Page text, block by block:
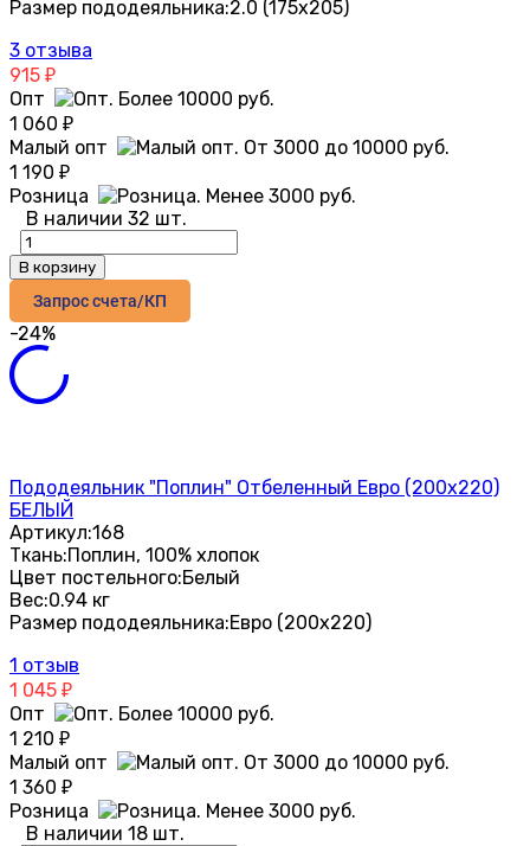
Размер пододеяльника:2.0 (175х205)
3 отзыва
915 ₽
Опт
1 060 ₽
Малый опт
1 190 ₽
Розница
В наличии 32 шт.
В корзину
Запрос счета/КП
-24%
Пододеяльник "Поплин" Отбеленный Евро (200х220)
БЕЛЫЙ
Артикул:168
Ткань:Поплин, 100% хлопок
Цвет постельного:Белый
Вес:0.94 кг
Размер пододеяльника:Евро (200х220)
1 отзыв
1 045 ₽
Опт
1 210 ₽
Малый опт
1 360 ₽
Розница
В наличии 18 шт.